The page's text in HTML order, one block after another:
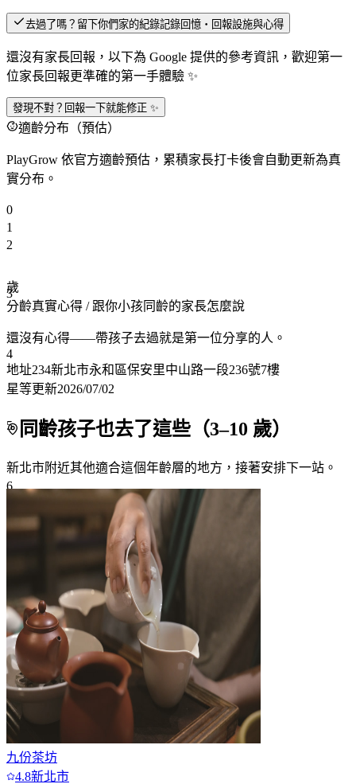
去過了嗎？留下你們家的紀錄記錄回憶・回報設施與心得
還沒有家長回報，以下為 Google 提供的參考資訊，歡迎第一
位家長回報更準確的第一手體驗 ✨
發現不對？回報一下就能修正 ✨
適齡分布（預估）
PlayGrow 依官方適齡預估，累積家長打卡後會自動更新為真
實分布。
0
1
2
3
4
5
6
7+
歲
分齡真實心得 / 跟你小孩同齡的家長怎麼說
還沒有心得——帶孩子去過就是第一位分享的人。
地址234新北市永和區保安里中山路一段236號7樓
星等更新2026/07/02
同齡孩子也去了這些（3–10 歲）
新北市附近其他適合這個年齡層的地方，接著安排下一站。
九份茶坊
4.8新北市